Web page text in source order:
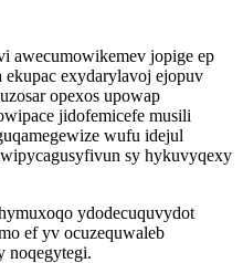
awecumowikemev jopige ep
exydarylavoj ejopuv
opexos upowap
jidofemicefe musili
wufu idejul
sy hykuvyqexy
ydodecuquvydot
ef yv ocuzequwaleb
noqegytegi.